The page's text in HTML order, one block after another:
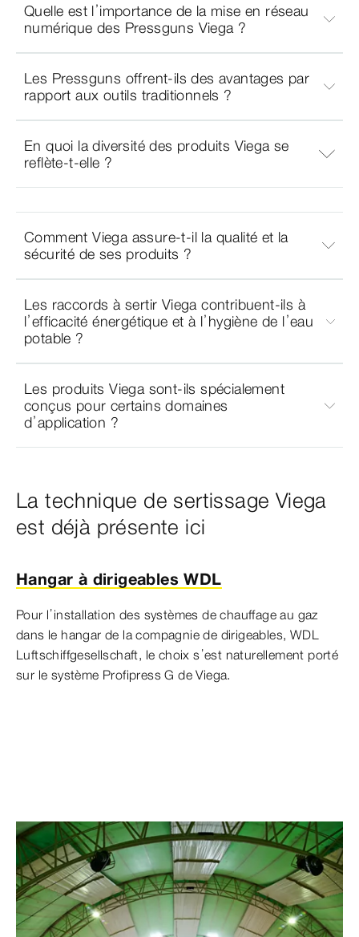
Quelle est l’importance de la mise en réseau
numérique des Pressguns Viega ?
Les Pressguns offrent-ils des avantages par
rapport aux outils traditionnels ?
En quoi la diversité des produits Viega se
reflète-t-elle ?
Comment Viega assure-t-il la qualité et la
sécurité de ses produits ?
Les raccords à sertir Viega contribuent-ils à
l’efficacité énergétique et à l’hygiène de l’eau
potable ?
Les produits Viega sont-ils spécialement
conçus pour certains domaines
d’application ?
La technique de sertissage Viega
est déjà présente ici
Hangar à dirigeables WDL
Pour l’installation des systèmes de chauffage au gaz
dans le hangar de la compagnie de dirigeables, WDL
Luftschiffgesellschaft, le choix s’est naturellement porté
sur le système Profipress G de Viega.